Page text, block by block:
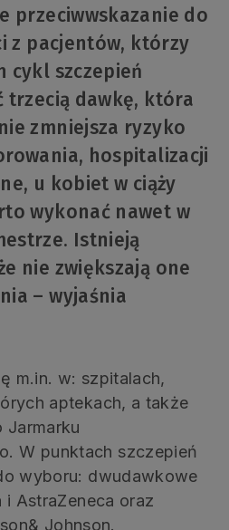
przeciwwskazanie do
z pacjentów, którzy
cykl szczepień
trzecią dawkę, która
zmniejsza ryzyko
hospitalizacji
u kobiet w ciąży
wykonać nawet w
Istnieją
nie zwiększają one
– wyjaśnia
m.in. w: szpitalach,
aptekach, a także
Jarmarku
W punktach szczepień
wyboru: dwudawkowe
AstraZeneca oraz
Johnson.